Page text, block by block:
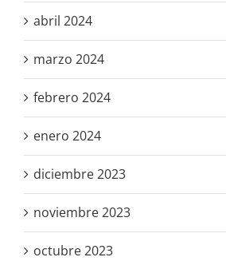
abril 2024
marzo 2024
febrero 2024
enero 2024
diciembre 2023
noviembre 2023
octubre 2023